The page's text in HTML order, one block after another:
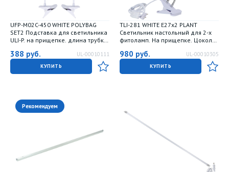
UFP-M02C-450 WHITE POLYBAG
SET2 Подставка для светильника
ULI-P. на прищепке. длина трубки
ФитоЛето
388 руб. UL-00010111
КУПИТЬ
TLI-281 WHITE E27x2 PLANT
Светильник настольный для 2-х
фитоламп. На прищепке. Цоколь
980 руб. UL-00010305
КУПИТЬ
Рекомендуем